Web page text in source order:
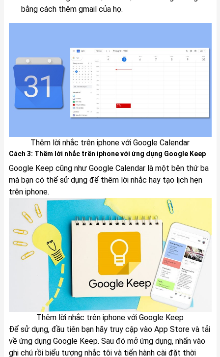
bằng cách thêm gmail của họ.
Thêm lời nhắc trên iphone với Google Calendar
Cách 3: Thêm lời nhắc trên iphone với ứng dụng Google Keep
Google Keep cũng như Google Calendar là một bên thứ ba
mà bạn có thể sử dụng để thêm lời nhắc hay tạo lịch hẹn
trên iphone.
Thêm lời nhắc trên iphone với Google Keep
Để sử dụng, đầu tiên bạn hãy truy cập vào App Store và tải
về ứng dụng Google Keep. Sau đó mở ứng dụng, nhấn vào
ghi chú rồi biểu tượng nhắc tôi và tiến hành cài đặt thời